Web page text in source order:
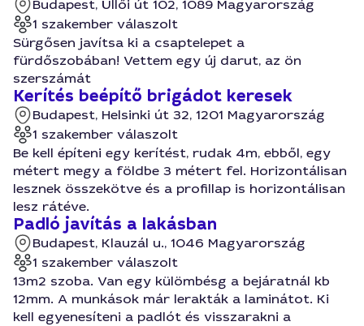
Budapest, Üllői út 102, 1089 Magyarország
1 szakember válaszolt
Sürgősen javítsa ki a csaptelepet a
fürdőszobában! Vettem egy új darut, az ön
szerszámát
Kerítés beépítő brigádot keresek
Budapest, Helsinki út 32, 1201 Magyarország
1 szakember válaszolt
Be kell építeni egy kerítést, rudak 4m, ebből, egy
métert megy a földbe 3 métert fel. Horizontálisan
lesznek összekötve és a profillap is horizontálisan
lesz rátéve.
Padló javítás a lakásban
Budapest, Klauzál u., 1046 Magyarország
1 szakember válaszolt
13m2 szoba. Van egy külömbésg a bejáratnál kb
12mm. A munkások már lerakták a laminátot. Ki
kell egyenesíteni a padlót és visszarakni a